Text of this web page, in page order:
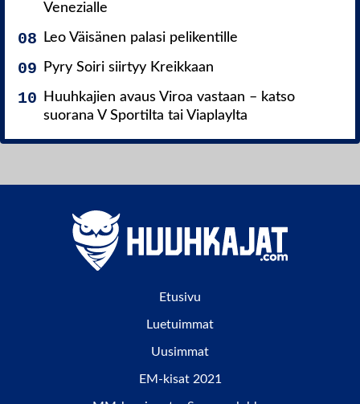
Venezialle
Leo Väisänen palasi pelikentille
Pyry Soiri siirtyy Kreikkaan
Huuhkajien avaus Viroa vastaan – katso
suorana V Sportilta tai Viaplaylta
Etusivu
Luetuimmat
Uusimmat
EM-kisat 2021